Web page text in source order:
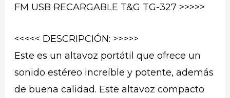
FM USB RECARGABLE T&G TG-327 >>>>>
<<<<< DESCRIPCIÓN: >>>>>
Este es un altavoz portátil que ofrece un
sonido estéreo increíble y potente, además
de buena calidad. Este altavoz compacto